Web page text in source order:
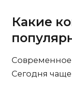
Какие
Сегодня